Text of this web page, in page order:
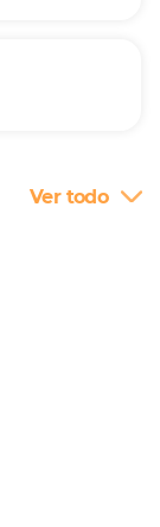
Ver todo